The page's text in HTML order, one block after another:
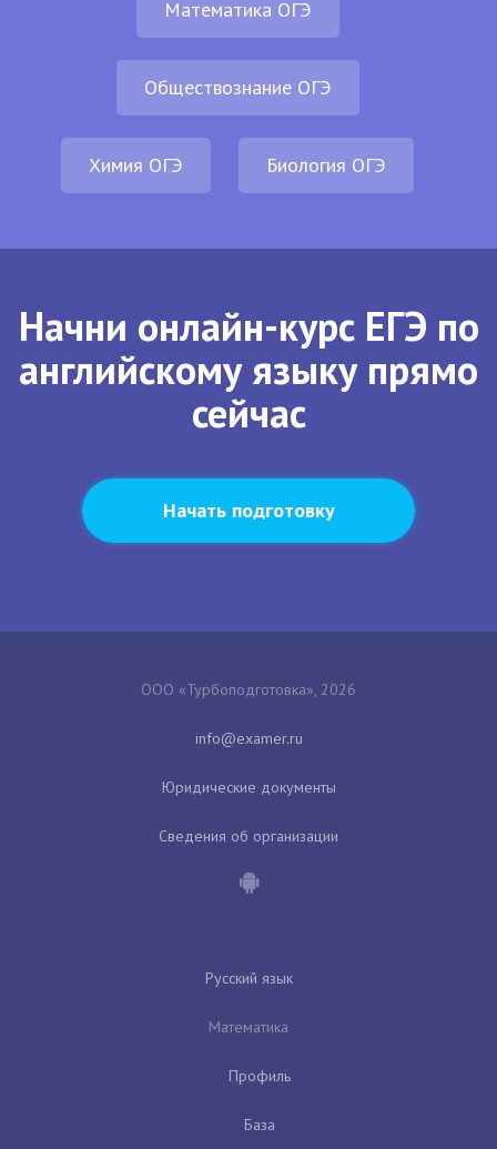
Математика ОГЭ
Обществознание ОГЭ
Химия ОГЭ Биология ОГЭ
Начни онлайн-курс ЕГЭ по
английскому языку прямо
сейчас
Начать подготовку
ООО «Турбоподготовка», 2026
Юридические документы
Сведения об организации
Русский язык
Математика
Профиль
База